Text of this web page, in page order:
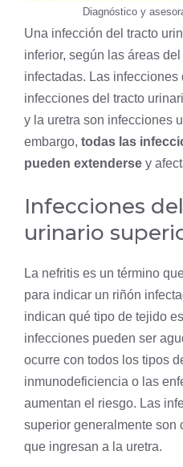
Diagnóstico y
Una infección del tracto
inferior, según las áreas
infectadas. Las
infecciones del tracto
y la uretra son infecciones
embargo, todas las
pueden extenderse y
Infecciones
urinario
La nefritis es un término
para indicar un riñón
indican qué tipo de tejido
infecciones pueden ser
ocurre con todos los tipos
inmunodeficiencia o las
aumentan el riesgo. Las
superior generalmente son
que ingresan a la uretra.